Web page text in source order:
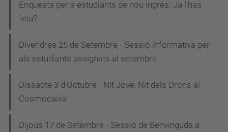
Enquesta per a estudiants de nou ingrés: Ja l'has
feta?
Divendres 25 de Setembre - Sessió informativa per
als estudiants assignats al setembre
Dissabte 3 d'Octubre - Nit Jove, Nit dels Drons al
Cosmocaixa
Dijous 17 de Setembre - Sessió de Benvinguda a